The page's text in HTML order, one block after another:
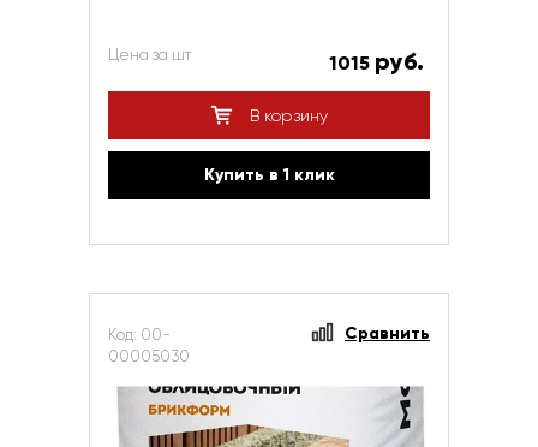
Цена за шт 1015 руб.
В корзину
Купить в 1 клик
Код: 00-
00005030
Сравнить